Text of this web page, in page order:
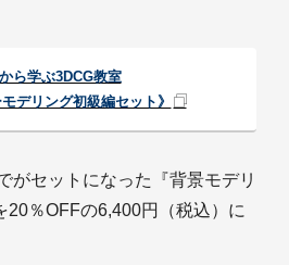
ら学ぶ3DCG教室
デリング初級編セット》
がセットになった『背景モデリ
20％OFFの6,400円（税込）に